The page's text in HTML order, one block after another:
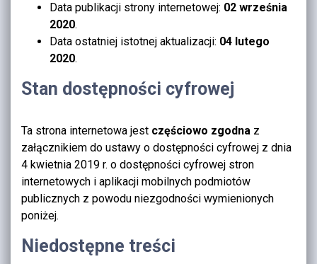
Data publikacji strony internetowej: 02 września
2020.
Data ostatniej istotnej aktualizacji: 04 lutego
2020.
Stan dostępności cyfrowej
Ta strona internetowa jest częściowo zgodna z
załącznikiem do ustawy o dostępności cyfrowej z dnia
4 kwietnia 2019 r. o dostępności cyfrowej stron
internetowych i aplikacji mobilnych podmiotów
publicznych z powodu niezgodności wymienionych
poniżej.
Niedostępne treści